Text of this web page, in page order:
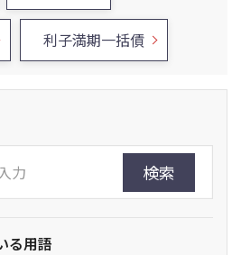
利子満期一括債
検索
る用語